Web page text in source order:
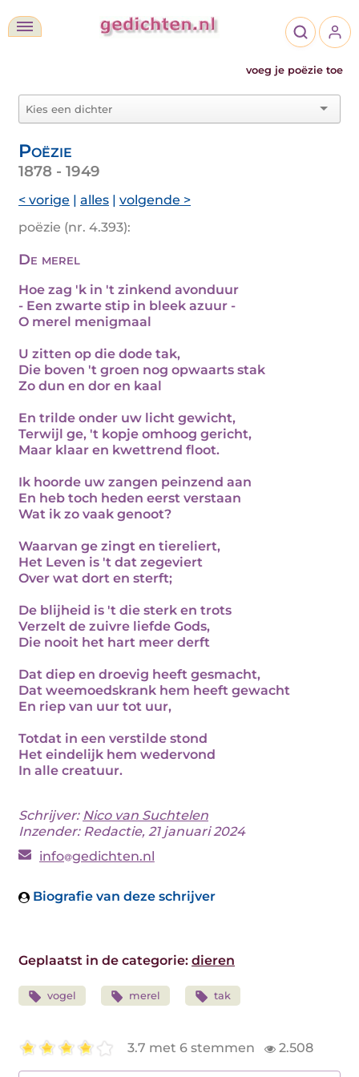
voeg je poëzie toe
Poëzie
1878 - 1949
< vorige | alles | volgende >
poëzie (nr. 4.393):
De merel
Hoe zag 'k in 't zinkend avonduur
- Een zwarte stip in bleek azuur -
O merel menigmaal
U zitten op die dode tak,
Die boven 't groen nog opwaarts stak
Zo dun en dor en kaal
En trilde onder uw licht gewicht,
Terwijl ge, 't kopje omhoog gericht,
Maar klaar en kwettrend floot.
Ik hoorde uw zangen peinzend aan
En heb toch heden eerst verstaan
Wat ik zo vaak genoot?
Waarvan ge zingt en tiereliert,
Het Leven is 't dat zegeviert
Over wat dort en sterft;
De blijheid is 't die sterk en trots
Verzelt de zuivre liefde Gods,
Die nooit het hart meer derft
Dat diep en droevig heeft gesmacht,
Dat weemoedskrank hem heeft gewacht
En riep van uur tot uur,
Totdat in een verstilde stond
Het eindelijk hem wedervond
In alle creatuur.
Schrijver: Nico van Suchtelen
Inzender: Redactie, 21 januari 2024
info gedichten.nl
Biografie van deze schrijver
Geplaatst in de categorie: dieren
vogel merel tak
3.7 met 6 stemmen 2.508